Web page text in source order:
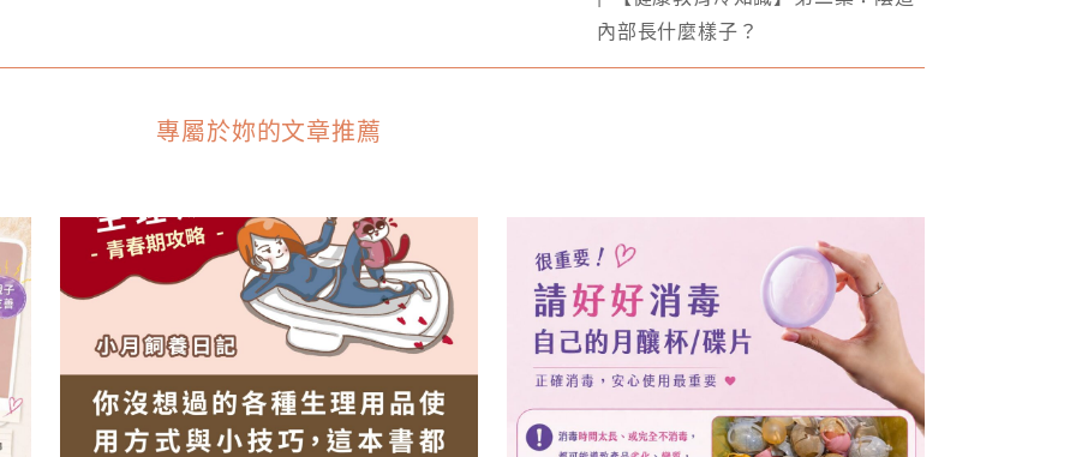
內部長什麼樣子？
專屬於妳的文章推薦